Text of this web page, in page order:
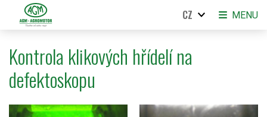
Kontrola klikových hřídelí na
defektoskopu
MENU
CZ